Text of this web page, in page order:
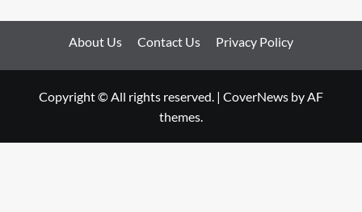
About Us Contact Us Privacy Policy
Copyright © All rights reserved. | CoverNews by AF
themes.